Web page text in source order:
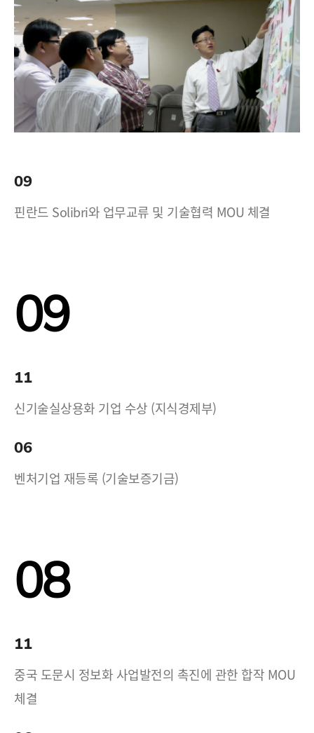
09
핀란드 Solibri와 업무교류 및 기술협력 MOU 체결
09
11
신기술실상용화 기업 수상 (지식경제부)
06
벤처기업 재등록 (기술보증기금)
08
11
중국 도문시 정보화 사업발전의 촉진에 관한 합작 MOU
체결